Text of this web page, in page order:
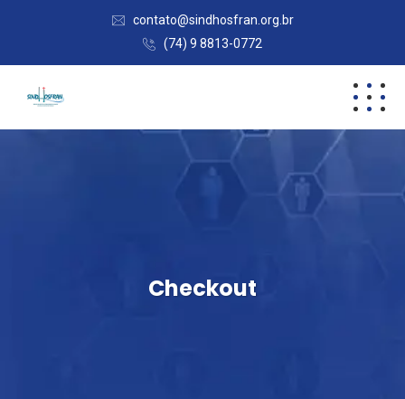
contato@sindhosfran.org.br
(74) 9 8813-0772
Checkout